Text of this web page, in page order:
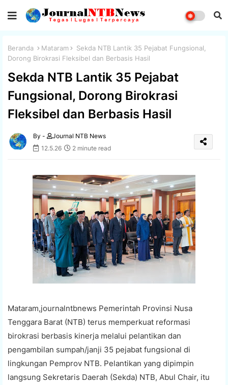
Beranda Mataram
Sekda NTB Lantik 35 Pejabat Fungsional,
Dorong Birokrasi Fleksibel dan Berbasis Hasil
Sekda NTB Lantik 35 Pejabat
Fungsional, Dorong Birokrasi
Fleksibel dan Berbasis Hasil
By -
Journal NTB News
12.5.26
2 minute read
Mataram,journalntbnews Pemerintah Provinsi Nusa
Tenggara Barat (NTB) terus memperkuat reformasi
birokrasi berbasis kinerja melalui pelantikan dan
pengambilan sumpah/janji 35 pejabat fungsional di
lingkungan Pemprov NTB. Pelantikan yang dipimpin
langsung Sekretaris Daerah (Sekda) NTB, Abul Chair, itu